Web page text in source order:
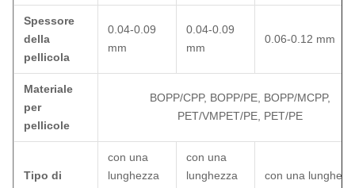
Spessore
della
pellicola
0.04-0.09
mm
0.04-0.09
mm
0.06-0.12 mm
Materiale
per
pellicole
BOPP/CPP, BOPP/PE, BOPP/MCPP,
PET/VMPET/PE, PET/PE
Tipo di
con una
lunghezza
con una
lunghezza
con una